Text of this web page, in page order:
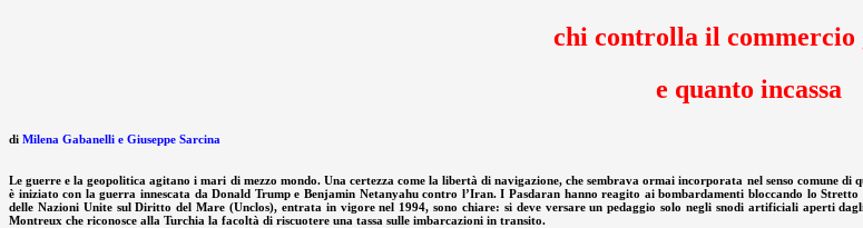
chi controlla il commercio
e quanto incassa
di Milena Gabanelli e Giuseppe Sarcina
Le guerre e la geopolitica agitano i mari di mezzo mondo. Una certezza come la libertà di navigazione, che sembrava ormai incorporata nel senso comune di
è iniziato con la guerra innescata da Donald Trump e Benjamin Netanyahu contro l’Iran. I Pasdaran hanno reagito ai bombardamenti bloccando lo
delle Nazioni Unite sul Diritto del Mare (Unclos), entrata in vigore nel 1994, sono chiare: si deve versare un pedaggio solo negli snodi artificiali aperti
Montreux che riconosce alla Turchia la facoltà di riscuotere una tassa sulle imbarcazioni in transito.